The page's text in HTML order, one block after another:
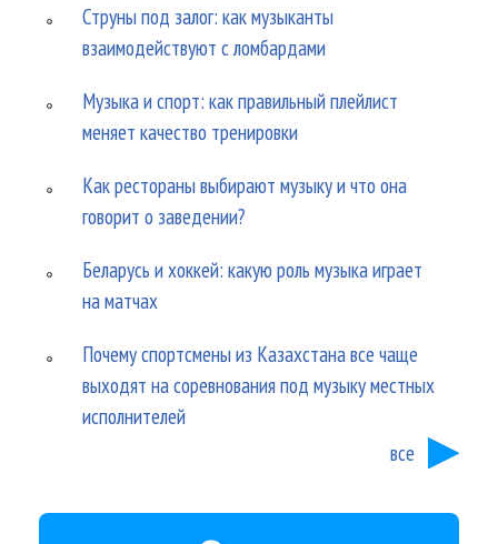
Струны под залог: как музыканты
взаимодействуют с ломбардами
Музыка и спорт: как правильный плейлист
меняет качество тренировки
Как рестораны выбирают музыку и что она
говорит о заведении?
Беларусь и хоккей: какую роль музыка играет
на матчах
Почему спортсмены из Казахстана все чаще
выходят на соревнования под музыку местных
исполнителей
все